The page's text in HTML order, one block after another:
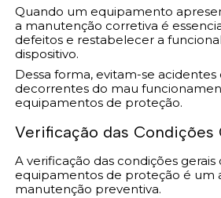
Quando um equipamento
a manutenção corretiva é
defeitos e restabelecer a
dispositivo.
Dessa forma, evitam-se acidentes
decorrentes do mau
equipamentos de proteção.
Verificação das Condições
A verificação das condições gerais
equipamentos de proteção é um
manutenção preventiva.